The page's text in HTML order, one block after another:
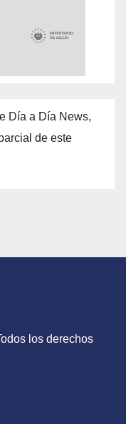
Día a Día News,
de este
los derechos